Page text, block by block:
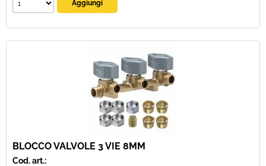
BLOCCO VALVOLE 3 VIE 8MM
Cod. art.: